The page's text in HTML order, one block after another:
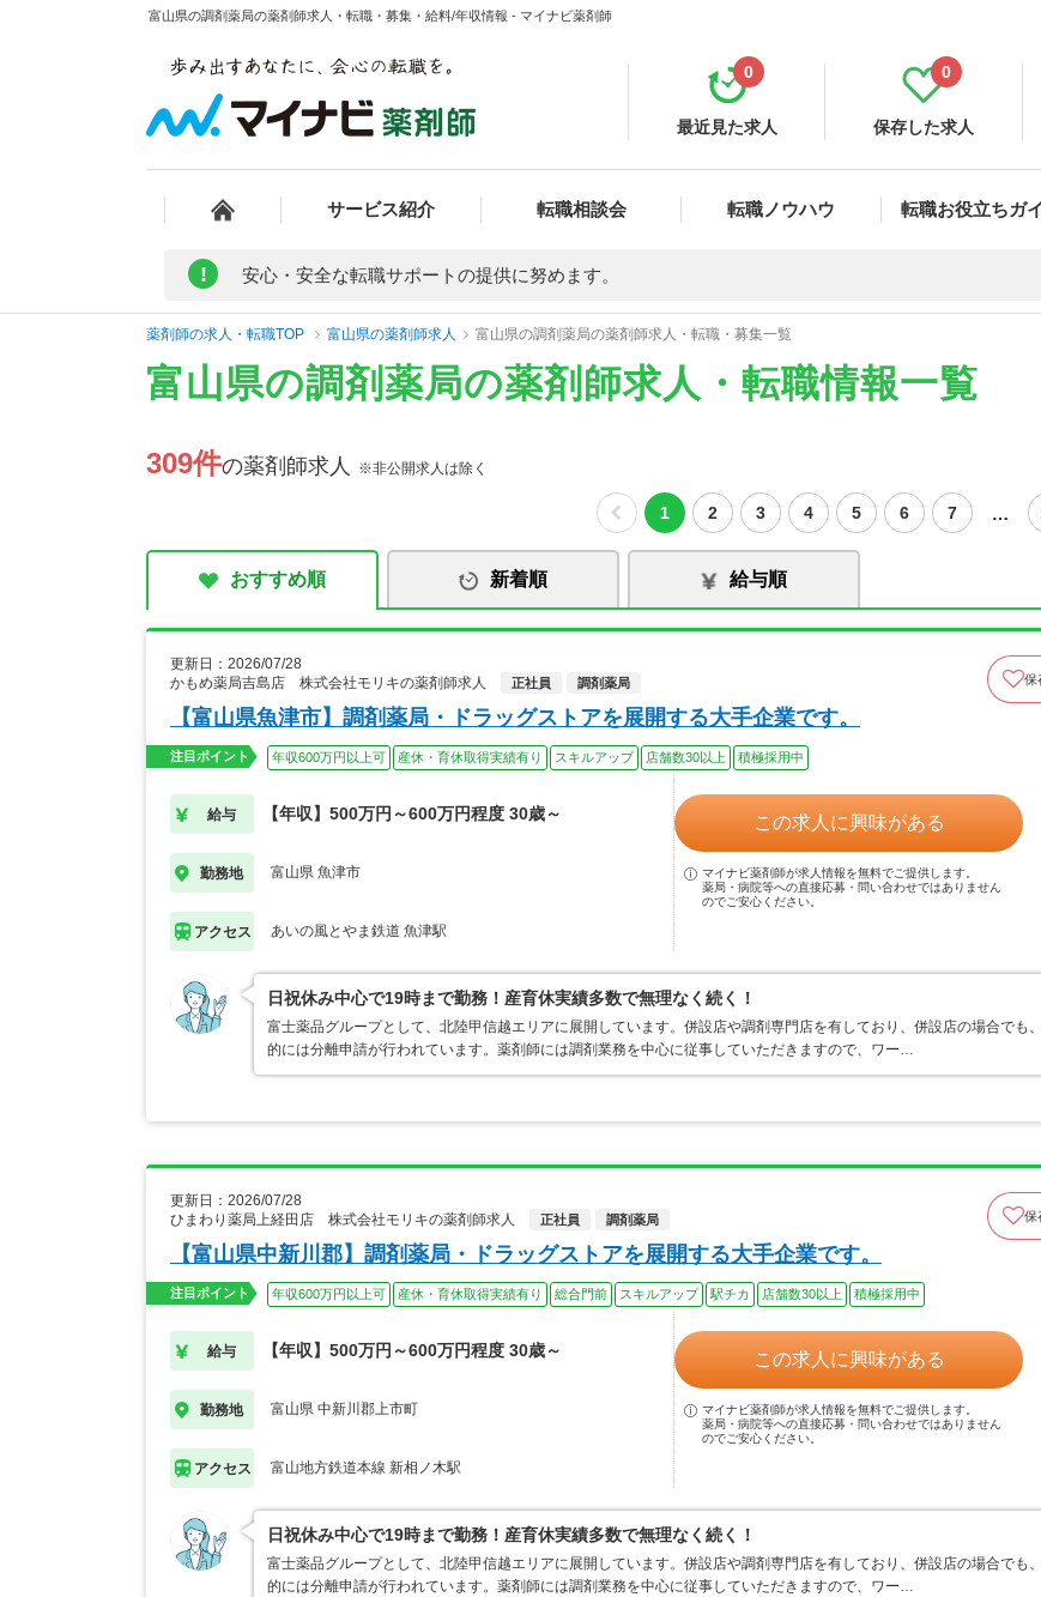
富山県の調剤薬局の薬剤師求人・転職・募集・給料/年収情報 - マイナビ薬剤師
最近見た求人
0
保存した求人
0
サービス紹介 転職相談会 転職ノウハウ 転職お役立ちガ
! 安心・安全な転職サポートの提供に努めます。
薬剤師の求人・転職TOP 富山県の薬剤師求人 富山県の調剤薬局の薬剤師求人・転職・募集一覧
富山県の調剤薬局の薬剤師求人・転職情報一覧
309件の薬剤師求人 ※非公開求人は除く
1 2 3 4 5 6 7 …
おすすめ順 新着順 給与順
更新日：2026/07/28
かもめ薬局吉島店 株式会社モリキの薬剤師求人
正社員 調剤薬局 保
【富山県魚津市】調剤薬局・ドラッグストアを展開する大手企業です。
注目ポイント 年収600万円以上可 産休・育休取得実績有り スキルアップ 店舗数30以上 積極採用中
給与 【年収】500万円～600万円程度 30歳～
勤務地 富山県 魚津市
アクセス あいの風とやま鉄道 魚津駅
この求人に興味がある
マイナビ薬剤師が求人情報を無料でご提供します。
薬局・病院等への直接応募・問い合わせではありません
のでご安心ください。
日祝休み中心で19時まで勤務！産育休実績多数で無理なく続く！
富士薬品グループとして、北陸甲信越エリアに展開しています。併設店や調剤専門店を有しており、併設店の場合でも
的には分離申請が行われています。薬剤師には調剤業務を中心に従事していただきますので、ワー…
更新日：2026/07/28
ひまわり薬局上経田店 株式会社モリキの薬剤師求人
正社員 調剤薬局 保
【富山県中新川郡】調剤薬局・ドラッグストアを展開する大手企業です。
注目ポイント 年収600万円以上可 産休・育休取得実績有り 総合門前 スキルアップ 駅チカ 店舗数30以上 積極採用中
給与 【年収】500万円～600万円程度 30歳～
勤務地 富山県 中新川郡上市町
アクセス 富山地方鉄道本線 新相ノ木駅
この求人に興味がある
マイナビ薬剤師が求人情報を無料でご提供します。
薬局・病院等への直接応募・問い合わせではありません
のでご安心ください。
日祝休み中心で19時まで勤務！産育休実績多数で無理なく続く！
富士薬品グループとして、北陸甲信越エリアに展開しています。併設店や調剤専門店を有しており、併設店の場合でも
的には分離申請が行われています。薬剤師には調剤業務を中心に従事していただきますので、ワー…